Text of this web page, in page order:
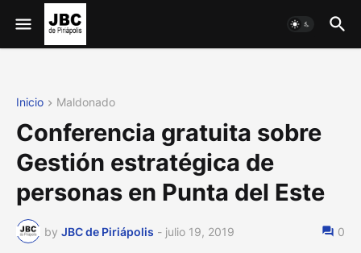
Inicio Maldonado
Conferencia gratuita sobre
Gestión estratégica de
personas en Punta del Este
by JBC de Piriápolis - julio 19, 2019 0